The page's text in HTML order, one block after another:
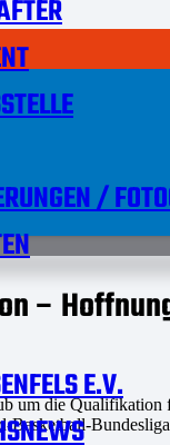
/
E.V.
–
um die